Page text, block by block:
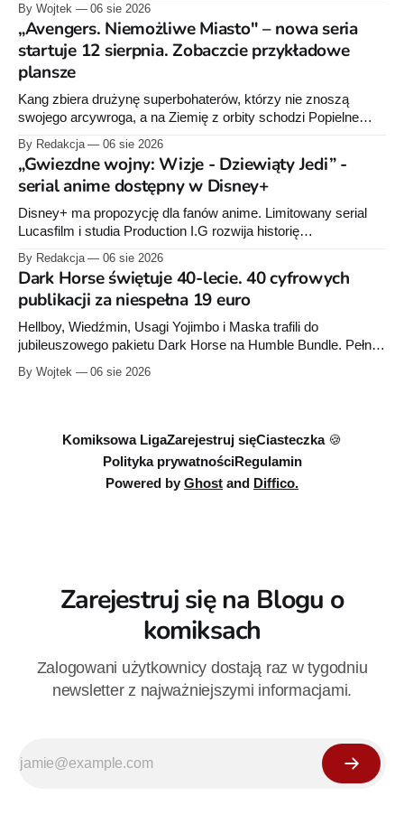
raz”, którego pierwsze wydanie ukazało się w 2015 roku.
By Wojtek 06 sie 2026
„Avengers. Niemożliwe Miasto" – nowa seria
startuje 12 sierpnia. Zobaczcie przykładowe
plansze
Kang zbiera drużynę superbohaterów, którzy nie znoszą
swojego arcywroga, a na Ziemię z orbity schodzi Popielne
serii Avengers autorstwa Jeda MacKaya trafia do sklepów 12
sierpnia. Rzućcie okiem na przykładowe plansze.
By Redakcja 06 sie 2026
„Gwiezdne wojny: Wizje - Dziewiąty Jedi” -
serial anime dostępny w Disney+
Disney+ ma propozycję dla fanów anime. Limitowany serial
Lucasfilm i studia Production I.G rozwija historię
oraz „Dziewiąty Jedi: Dziecko nadziei" z serii „Gwiezdne
wojny: Wizje”. Wszystkie osiem odcinków jest już dostępnych
w Disney+.
By Redakcja 06 sie 2026
Dark Horse świętuje 40-lecie. 40 cyfrowych
publikacji za niespełna 19 euro
Hellboy, Wiedźmin, Usagi Yojimbo i Maska trafili do
jubileuszowego pakietu Dark Horse na Humble Bundle. Pełny
euro. Oferta kończy się 13 sierpnia.
By Wojtek 06 sie 2026
Komiksowa LigaZarejestruj sięCiasteczka 🍪
Polityka prywatnościRegulamin
Powered by Ghost and Diffico.
Zarejestruj się na Blogu o
komiksach
Zalogowani użytkownicy dostają raz w tygodniu
newsletter z najważniejszymi informacjami.